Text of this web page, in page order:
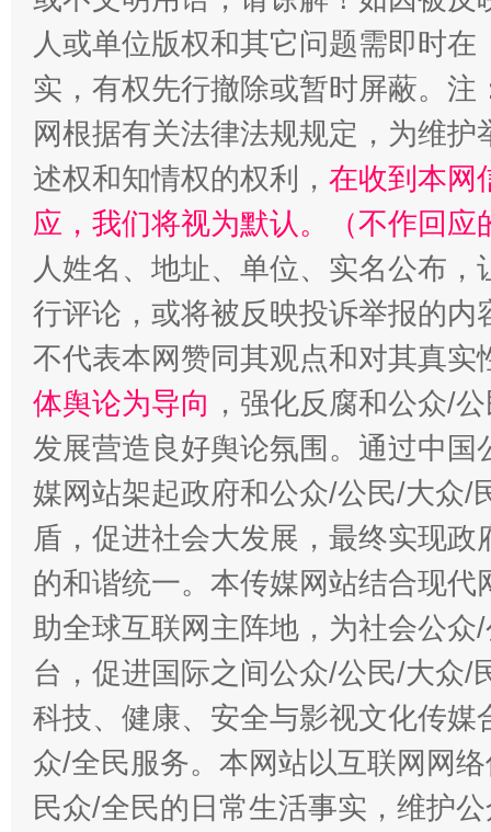
人或单位版权和其它问题需即时在
实，有权先行撤除或暂时屏蔽。
网根据有关法律法规规定，为维
述权和知情权的权利， 在收到本网
应，我们将视为默认。（不作回应
人姓名、地址、单位、实名公布
行评论，或将被反映投诉举报的
不代表本网赞同其观点和对其真实
体舆论为导向 ，强化反腐和公众/
发展营造良好舆论氛围。通过中
媒网站架起政府和公众/公民/大众/
盾，促进社会大发展，最终实现
的和谐统一。本传媒网站结合现
助全球互联网主阵地，为社会公
台，促进国际之间公众/公民/大众/
科技、健康、安全与影视文化传
众/全民服务。本网站以互联网网
民众/全民的日常生活事实，维护